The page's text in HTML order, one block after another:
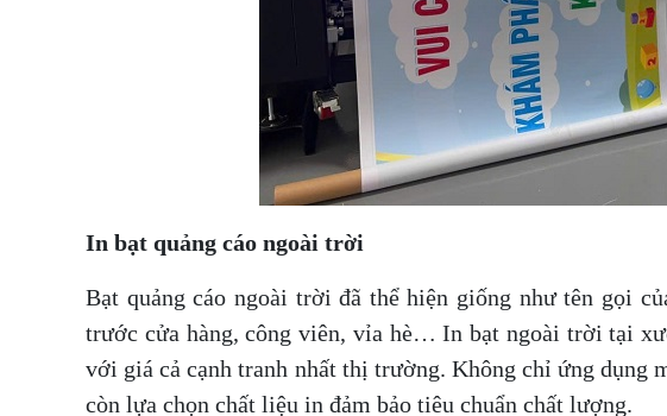
In bạt quảng cáo ngoài trời
Bạt quảng cáo ngoài trời đã thể hiện giống như tên gọi
trước cửa hàng, công viên, vỉa hè… In bạt ngoài trời tại
với giá cả cạnh tranh nhất thị trường. Không chỉ ứng dụng
còn lựa chọn chất liệu in đảm bảo tiêu chuẩn chất lượng.